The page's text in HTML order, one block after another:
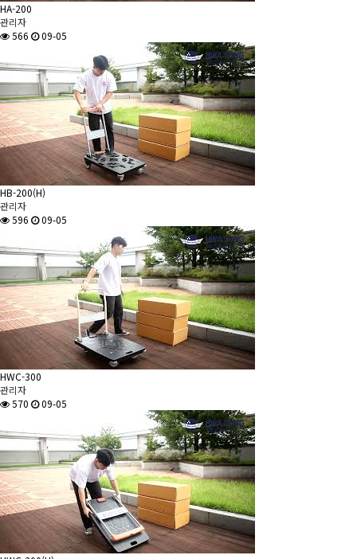
HA-200
관리자
566
09-05
HB-200(H)
관리자
596
09-05
HWC-300
관리자
570
09-05